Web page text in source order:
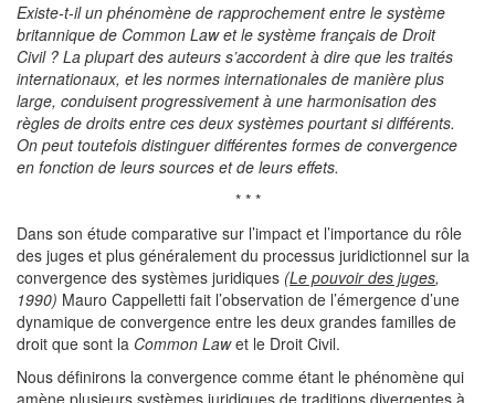
Existe-t-il un phénomène de rapprochement entre le système
britannique de Common Law et le système français de Droit
Civil ? La plupart des auteurs s’accordentà dire que les traités
internationaux, et les normes internationales de manière plus
large, conduisent progressivementà une harmonisation des
règles de droits entre ces deux systèmes pourtant si différents.
On peut toutefois distinguer différentes formes de convergence
en fonction de leurs sources et de leurs effets.
* * *
Dans son étude comparative sur l’impact et l’importance du rôle
des juges et plus généralement du processus juridictionnel sur la
convergence des systèmes juridiques (Le pouvoir des juges,
1990) Mauro Cappelletti fait l’observation de l’émergence d’une
dynamique de convergence entre les deux grandes familles de
droit que sont la Common Lawet le Droit Civil.
Nous définirons la convergence comme étant le phénomène qui
amène plusieurs systèmes juridiques de traditions divergentes à